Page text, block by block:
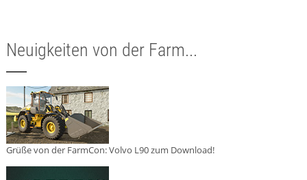
Neuigkeiten von der Farm...
Grüße von der FarmCon: Volvo L90 zum Download!